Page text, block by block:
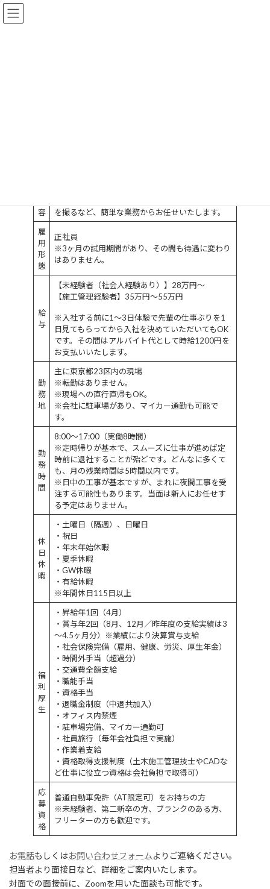
コ
ン
ナ
ビ
容
を撮るなど、簡単な業務からお任せいたします。
雇
用
形
態
正社員
※3ヶ月の試用期間があり、その間も待遇に変わり
はありません。
給
与
【未経験者（社会人経験あり）】28万円～
【施工管理経験者】35万円～55万円
※入社する前に1～3日体験で先輩の仕事ぶりを1
日見てもらってから入社を決めていただいてもOK
です。その間はアルバイト代として時給1200円を
お支払いいたします。
勤
務
地
主に東京都23区内の現場
※転勤はありません。
※現場への直行直帰もOK。
※会社に駐車場があり、マイカー通勤も可能で
す。
勤
務
時
間
8:00～17:00（実働8時間）
※定時帰りが基本で、スムーズに仕事が進めば定
時前に退社することが殆どです。どんなに多くて
も、月の残業時間は5時間以内です。
※日中の工事が基本ですが、まれに夜間工事を受
注する可能性もあります。当面は新人にお任せす
る予定はありません。
休
日
休
暇
・土曜日（隔週）、日曜日
・祝日
・年末年始休暇
・夏季休暇
・GW休暇
・有給休暇
※年間休日115日以上
福
利
厚
生
・昇給年1回（4月）
・賞与年2回（8月、12月／昨年度の支給実績は3
～4.5ヶ月分）※業績により決算賞与支給
・社会保険完備（雇用、健康、労災、厚生年金）
・時間外手当（超過分）
・交通費全額支給
・職能手当
・資格手当
・退職金制度（中退共加入）
・オフィス内禁煙
・駐車場完備、マイカー通勤可
・社員旅行（毎年会社負担で実施）
・作業着支給
・資格取得支援制度（土木施工管理技士やCADな
ど仕事に役立つ資格は会社負担で取得可）
応
募
資
格
普通自動車免許（AT限定可）をお持ちの方
※未経験者、第二新卒の方、ブランクのある方、
フリーターの方も歓迎です。
お電話もしくはお問い合わせフォームよりご連絡ください。
担当者より面接日など、詳細をご案内いたします。
対面での面接前に、Zoomを用いた面談も可能です。